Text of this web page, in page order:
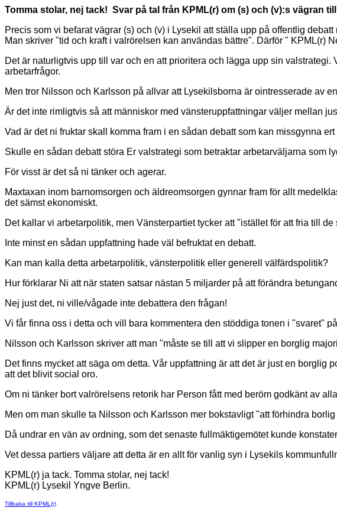
Tomma stolar, nej tack! Svar på tal från KPML(r) om (s) och (v):s vägran
Precis som vi befarat vägrar (s) och (v) i Lysekil att ställa upp på offentlig debatt
Man skriver "tid och kraft i valrörelsen kan användas bättre". Därför " KPML(r)
Det är naturligtvis upp till var och en att prioritera och lägga upp sin
arbetarfrågor.
Men tror Nilsson och Karlsson på allvar att Lysekilsborna är ointresserade av
Är det inte rimligtvis så att människor med vänsteruppfattningar väljer mellan
Vad är det ni fruktar skall komma fram i en sådan debatt som kan missgynna
Skulle en sådan debatt störa Er valstrategi som betraktar arbetarväljarna som
För visst är det så ni tänker och agerar.
Maxtaxan inom barnomsorgen och äldreomsorgen gynnar fram för allt
det sämst ekonomiskt.
Det kallar vi arbetarpolitik, men Vänsterpartiet tycker att "istället för att fria till
Inte minst en sådan uppfattning hade väl befruktat en debatt.
Kan man kalla detta arbetarpolitik, vänsterpolitik eller generell välfärdspolitik?
Hur förklarar Ni att när staten satsar nästan 5 miljarder på att förändra
Nej just det, ni ville/vågade inte debattera den frågan!
Vi får finna oss i detta och vill bara kommentera den stöddiga tonen i "svaret"
Nilsson och Karlsson skriver att man "måste se till att vi slipper en borglig
Det finns mycket att säga om detta. Vår uppfattning är att det är just en
att det blivit social oro.
Om ni tänker bort valrörelsens retorik har Person fått med beröm godkänt av
Men om man skulle ta Nilsson och Karlsson mer bokstavligt "att förhindra
Då undrar en vän av ordning, som det senaste fullmäktigemötet kunde
Vet dessa partiers väljare att detta är en allt för vanlig syn i Lysekils
KPML(r) ja tack. Tomma stolar, nej tack!
KPML(r) Lysekil Yngve Berlin.
Tillbaka till KPML(r)